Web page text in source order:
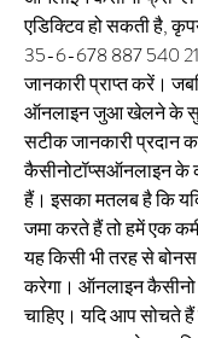
एडिक्टिव हो सकती है,
35-6-678 887 540
जानकारी प्राप्त करें।
ऑनलाइन जुआ खेलने के
सटीक जानकारी प्रदान
कैसीनोटॉप्सऑनलाइन के
हैं। इसका मतलब है कि
जमा करते हैं तो हमें एक
यह किसी भी तरह से बोनस
करेगा। ऑनलाइन कैसीनो
चाहिए। यदि आप